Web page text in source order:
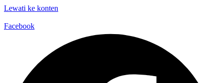
Lewati ke konten
Facebook